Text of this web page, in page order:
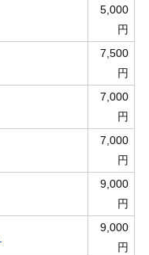
5,000
円
7,500
円
7,000
円
7,000
円
9,000
円
9,000
円